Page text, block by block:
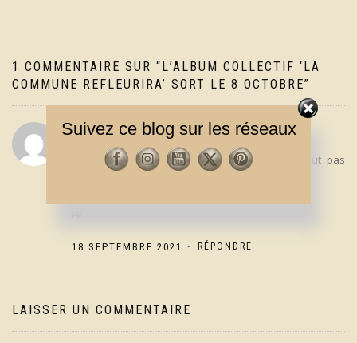
1 COMMENTAIRE SUR “L’ALBUM COLLECTIF ‘LA
COMMUNE REFLEURIRA’ SORT LE 8 OCTOBRE”
PEYRON ROLAND
super a diffuser dans notre monde qui ne veut pas
18 SEPTEMBRE 2021 - RÉPONDRE
LAISSER UN COMMENTAIRE
Suivez ce blog sur les réseaux